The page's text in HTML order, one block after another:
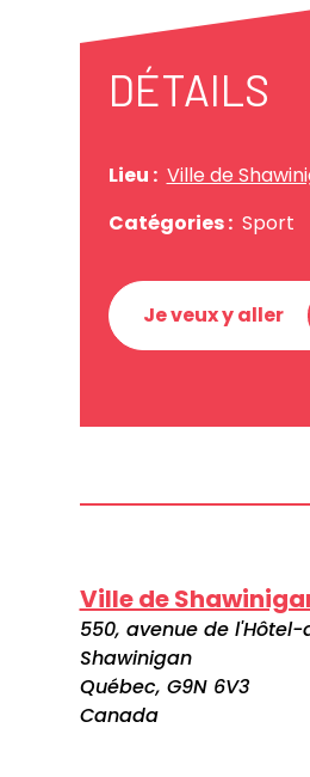
DÉTAILS
Lieu : Ville de
Catégories : Sport
Je veux y aller
Ville de
550, avenue de
Shawinigan
Québec, G9N 6V3
Canada